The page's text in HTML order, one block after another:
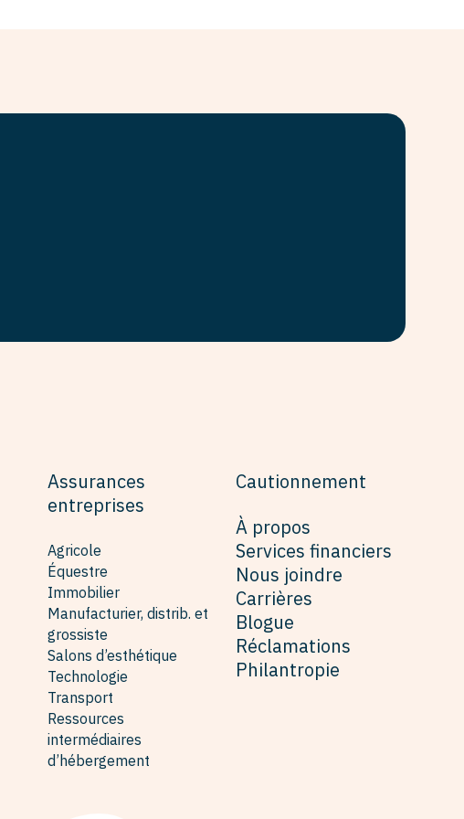
Assurances
entreprises
Agricole
Équestre
Immobilier
Manufacturier, distrib. et
grossiste
Salons d’esthétique
Technologie
Transport
Ressources
intermédiaires
d’hébergement
Cautionnement
À propos
Services financiers
Nous joindre
Carrières
Blogue
Réclamations
Philantropie